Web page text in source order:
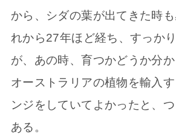
から、シダの葉が出てきた時
れから27年ほど経ち、すっか
が、あの時、育つかどうか分か
オーストラリアの植物を輸入
ンジをしていてよかったと、
ある。